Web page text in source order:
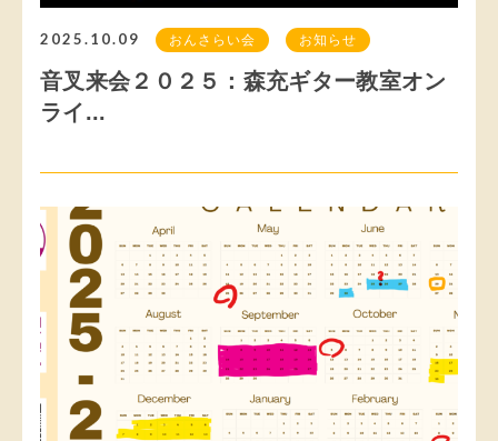
2025.10.09 おんさらい会 お知らせ
音叉来会２０２５：森充ギター教室オン
ライ...